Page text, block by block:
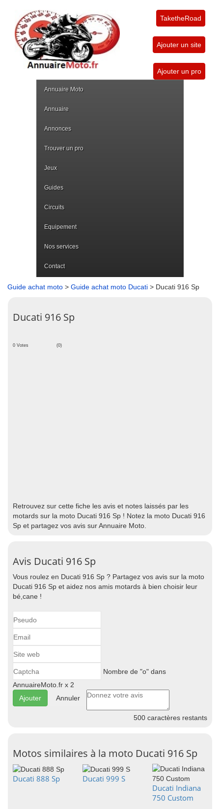
TaketheRoad
Ajouter un site
Ajouter un pro
Annuaire Moto
Annuaire
Annonces
Trouver un pro
Jeux
Guides
Circuits
Equipement
Nos services
Contact
Guide achat moto > Guide achat moto Ducati > Ducati 916 Sp
Ducati 916 Sp
0 Votes (0)
Retrouvez sur cette fiche les avis et notes laissés par les
motards sur la moto Ducati 916 Sp ! Notez la moto Ducati 916
Sp et partagez vos avis sur Annuaire Moto.
Avis Ducati 916 Sp
Vous roulez en Ducati 916 Sp ? Partagez vos avis sur la moto
Ducati 916 Sp et aidez nos amis motards à bien choisir leur
bé,cane !
Nombre de "o" dans
AnnuaireMoto.fr x 2
Annuler
500 caractères restants
Motos similaires à la moto Ducati 916 Sp
Ducati 888 Sp
Ducati 999 S
Ducati Indiana
750 Custom